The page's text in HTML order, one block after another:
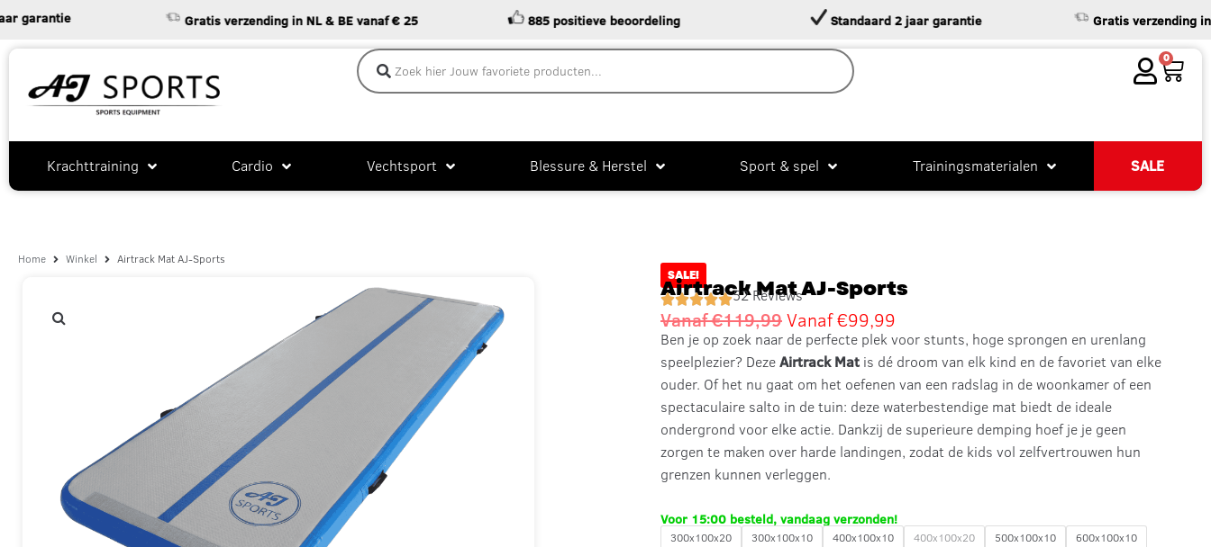
Gratis verzending in NL & BE vanaf € 25 885 positieve beoordeling Standaard 2 jaar garantie Gratis verzending in NL
0
Krachttraining Cardio Vechtsport Blessure & Herstel Sport & spel Trainingsmaterialen SALE
Home Winkel Airtrack Mat AJ-Sports
SALE!
Airtrack Mat AJ-Sports
52 Reviews
Vanaf€119,99Vanaf€99,99
Ben je op zoek naar de perfecte plek voor stunts, hoge sprongen en urenlang
speelplezier? DezeAirtrack Mat is dé droom van elk kind en de favoriet van elke
ouder. Of het nu gaat om het oefenen van een radslag in de woonkamer of een
spectaculaire salto in de tuin: deze waterbestendige mat biedt de ideale
ondergrond voor elke actie. Dankzij de superieure demping hoef je je geen
zorgen te maken over harde landingen, zodat de kids vol zelfvertrouwen hun
grenzen kunnen verleggen.
Voor 15:00 besteld, vandaag verzonden!
300x100x20 300x100x10 400x100x10 400x100x20 500x100x10 600x100x10